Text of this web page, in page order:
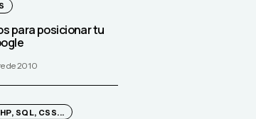
para posicionar tu
de 2010
SQL, CSS...